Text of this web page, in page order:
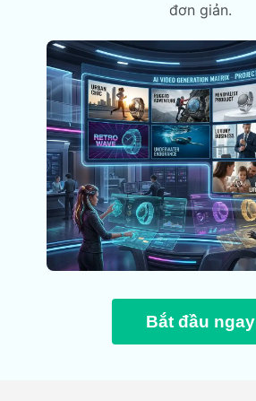
đơn giản.
Bắt đầu ngay